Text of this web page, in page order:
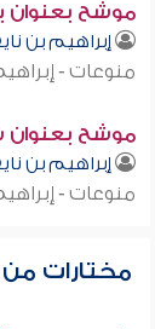
موشح بعنوان
إبراهيم بن
منوعات -
موشح بعنوان
إبراهيم بن
منوعات -
مختارات من